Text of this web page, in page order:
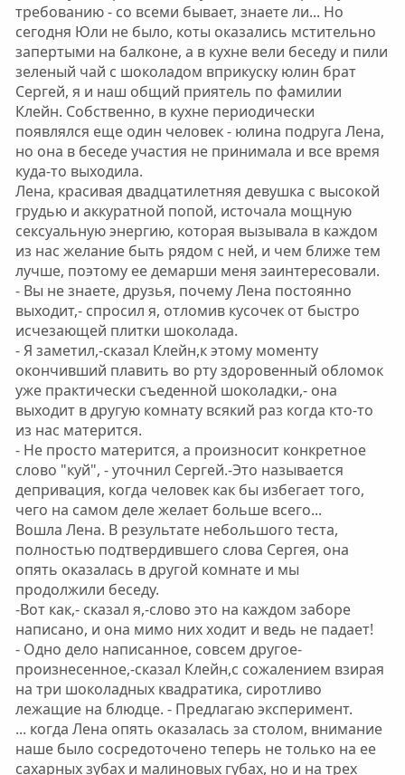
требованию - со всеми бывает, знаете ли... Но
сегодня Юли не было, коты оказались мстительно
запертыми на балконе, а в кухне вели беседу и пили
зеленый чай с шоколадом вприкуску юлин брат
Сергей, я и наш общий приятель по фамилии
Клейн. Собственно, в кухне периодически
появлялся еще один человек - юлина подруга Лена,
но она в беседе участия не принимала и все время
куда-то выходила.
Лена, красивая двадцатилетняя девушка с высокой
грудью и аккуратной попой, источала мощную
сексуальную энергию, которая вызывала в каждом
из нас желание быть рядом с ней, и чем ближе тем
лучше, поэтому ее демарши меня заинтересовали.
- Вы не знаете, друзья, почему Лена постоянно
выходит,- спросил я, отломив кусочек от быстро
исчезающей плитки шоколада.
- Я заметил,-сказал Клейн,к этому моменту
окончивший плавить во рту здоровенный обломок
уже практически съеденной шоколадки,- она
выходит в другую комнату всякий раз когда кто-то
из нас матерится.
- Не просто матерится, а произносит конкретное
слово "куй", - уточнил Сергей.-Это называется
депривация, когда человек как бы избегает того,
чего на самом деле желает больше всего...
Вошла Лена. В результате небольшого теста,
полностью подтвердившего слова Сергея, она
опять оказалась в другой комнате и мы
продолжили беседу.
-Вот как,- сказал я,-слово это на каждом заборе
написано, и она мимо них ходит и ведь не падает!
- Одно дело написанное, совсем другое-
произнесенное,-сказал Клейн,с сожалением взирая
на три шоколадных квадратика, сиротливо
лежащие на блюдце. - Предлагаю эксперимент.
... когда Лена опять оказалась за столом, внимание
наше было сосредоточено теперь не только на ее
сахарных зубах и малиновых губах, но и на трех